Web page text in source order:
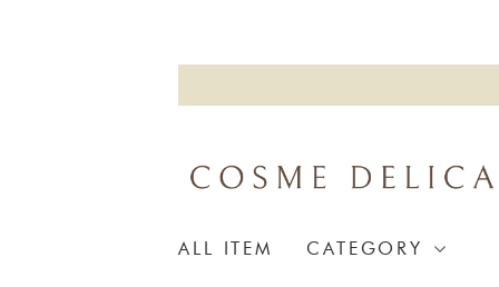
ALL ITEM CATEGORY